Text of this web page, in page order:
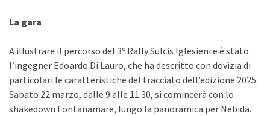
La gara
A illustrare il percorso del 3º Rally Sulcis Iglesiente è stato
l’ingegner Edoardo Di Lauro, che ha descritto con dovizia di
particolari le caratteristiche del tracciato dell’edizione 2025.
Sabato 22 marzo, dalle 9 alle 11.30, si comincerà con lo
shakedown Fontanamare, lungo la panoramica per Nebida.